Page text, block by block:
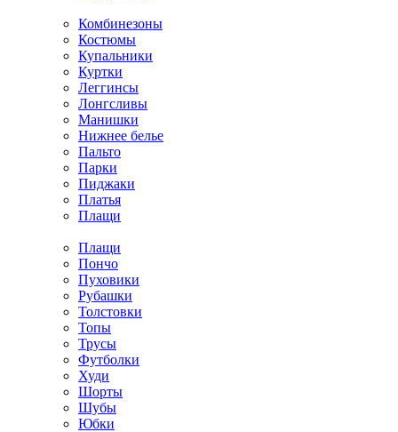
Комбинезоны
Костюмы
Купальники
Куртки
Леггинсы
Лонгсливы
Манишки
Нижнее белье
Пальто
Парки
Пиджаки
Платья
Плащи
Плащи
Пончо
Пуховики
Рубашки
Толстовки
Топы
Трусы
Футболки
Худи
Шорты
Шубы
Юбки